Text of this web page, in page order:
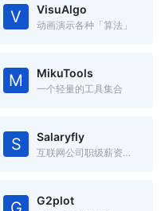
V VisuAlgo
动画演示各种「算法」
M MikuTools
一个轻量的工具集合
S Salaryfly
互联网公司职级薪资福利对比
G2plot